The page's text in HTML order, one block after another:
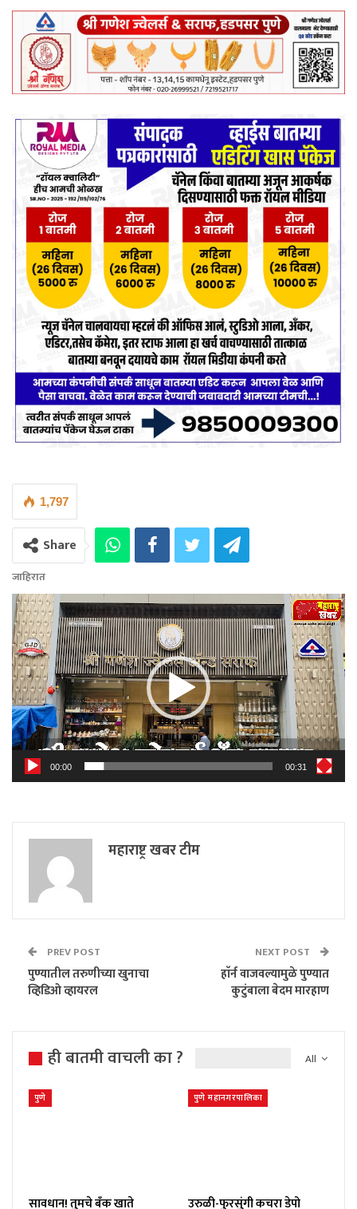
1,797
Share
जाहिरात
Video
Player
00:00 00:31
महाराष्ट्र खबर टीम
PREV POST
पुण्यातील तरुणीच्या खुनाचा
व्हिडिओ व्हायरल
NEXT POST
हाॅर्न वाजवल्यामुळे पुण्यात
कुटुंबाला बेदम मारहाण
All
ही बातमी वाचली का ?
पुणे
सावधान! तुमचे बँक खाते
पुणे महानगरपालिका
उरुळी-फुरसुंगी कचरा डेपो